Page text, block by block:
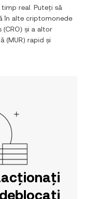
real. Puteți să
în alte criptomonede
(CRO) și a altor
(MUR) rapid și